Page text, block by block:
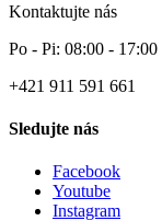
Kontaktujte nás
Po - Pi: 08:00 - 17:00
+421 911 591 661
Sledujte nás
Facebook
Youtube
Instagram